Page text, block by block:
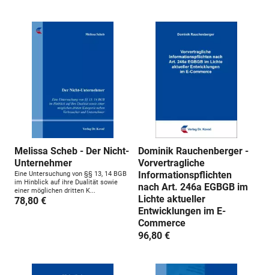
Melissa Scheb - Der Nicht-
Unternehmer
Eine Untersuchung von §§ 13, 14 BGB
im Hinblick auf ihre Dualität sowie
einer möglichen dritten K...
78,80 €
Dominik Rauchenberger -
Vorvertragliche
Informationspflichten
nach Art. 246a EGBGB im
Lichte aktueller
Entwicklungen im E-
Commerce
96,80 €